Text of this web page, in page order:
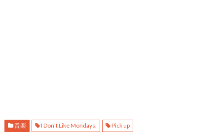
音楽 I Don't Like Mondays. Pick up